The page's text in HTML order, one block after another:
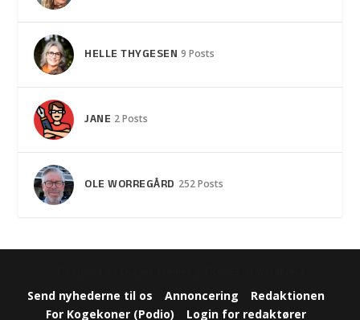
HELLE THYGESEN 9 Posts
JANE 2 Posts
OLE WORREGÅRD 252 Posts
Send nyhederne til os Annoncering
Redaktionen
For Kogekoner (Podio)
Login for redaktører